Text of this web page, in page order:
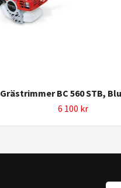
Grästrimmer BC 560 STB,
6 100 kr